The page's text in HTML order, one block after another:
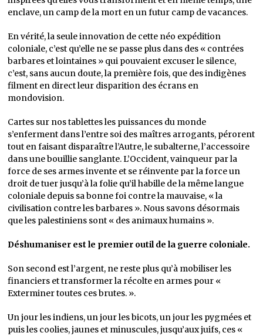
enclave, un camp de la mort en un futur camp de vacances.
En vérité, la seule innovation de cette néo expédition
coloniale, c’est qu’elle ne se passe plus dans des « contrées
barbares et lointaines » qui pouvaient excuser le silence,
c’est, sans aucun doute, la première fois, que des indigènes
filment en direct leur disparition des écrans en
mondovision.
Cartes sur nos tablettes les puissances du monde
s’enferment dans l’entre soi des maîtres arrogants, pérorent
tout en faisant disparaître l’Autre, le subalterne, l’accessoire
dans une bouillie sanglante. L’Occident, vainqueur par la
force de ses armes invente et se réinvente par la force un
droit de tuer jusqu’à la folie qu’il habille de la même langue
coloniale depuis sa bonne foi contre la mauvaise, « la
civilisation contre les barbares ». Nous savons désormais
que les palestiniens sont « des animaux humains ».
Déshumaniser est le premier outil de la guerre coloniale.
Son second est l’argent, ne reste plus qu’à mobiliser les
financiers et transformer la récolte en armes pour «
Exterminer toutes ces brutes. ».
Un jour les indiens, un jour les bicots, un jour les pygmées et
puis les coolies, jaunes et minuscules, jusqu’aux juifs, ces «